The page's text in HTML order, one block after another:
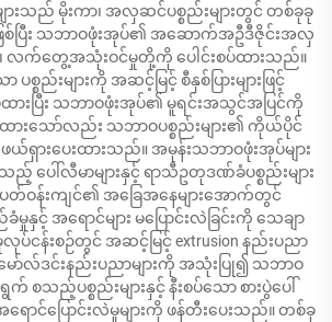
ားသည် မိုးကာ၊ အလှဆင်ပစ္စည်းများတွင် တစ်ခုခု
ပြီး သဘာဝဖုံးအုပ်၏ အဆောက်အဦဒီဇိုင်းအလှ
လက်တွေ့အသုံးဝင်မှုတို့ကို ပေါင်းစပ်ထားသည်။
စည်းများကို အဆင့်မြင့် စီနှစ်ပြားများဖြင့်
ပြီး သဘာဝဖုံးအုပ်၏ မူရင်းအသွင်အပြင်ကို
သော်လည်း သဘာဝပစ္စည်းများ၏ ကိုယ်ပိုင်
ဖယ်ရှားပေးထားသည်။ အမုန်းသဘာဝဖုံးအုပ်များ
ပေါ်လီမာများနှင့် ရာသီဥတုဒဏ်ခံပစ္စည်းများ
ပတ်ဝန်းကျင်၏ အခြေအနေများအောက်တွင်
နှင့် အရောင်များ မပြောင်းလဲခြင်းကို သေချာ
န်းစဉ်တွင် အဆင့်မြင့် extrusion နည်းပညာ
ော်လ်ဒင်းနည်းပညာများကို အသုံးပြု၍ သဘာဝ
းရွက် စသည့်ပစ္စည်းများနှင့် နီးစပ်သော စားပွဲပေါ်
ရောင်ပြောင်းလဲမှုများကို ဖန်တီးပေးသည်။ တစ်ခု